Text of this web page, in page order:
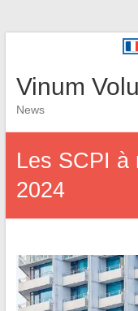
Vinum
News
Les SCPI à
2024